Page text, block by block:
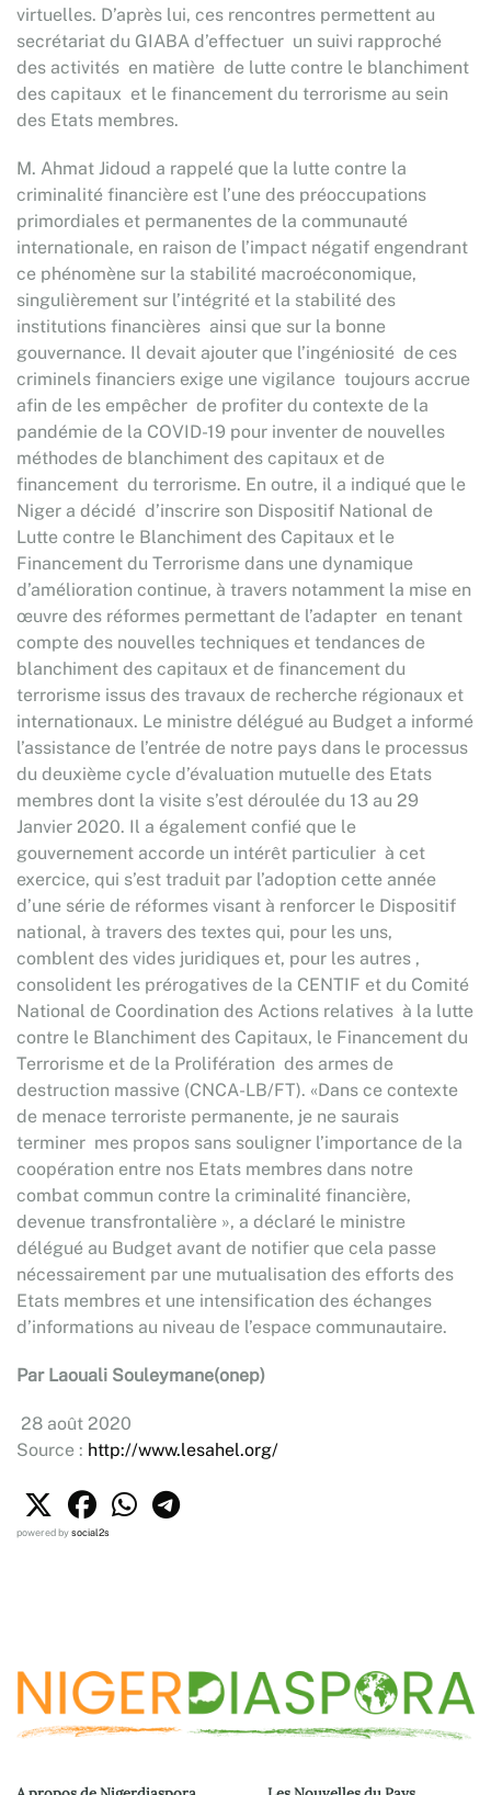
virtuelles. D’après lui, ces rencontres permettent au
secrétariat du GIABA d’effectuer un suivi rapproché
des activités en matière de lutte contre le blanchiment
des capitaux et le financement du terrorisme au sein
des Etats membres.
M. Ahmat Jidoud a rappelé que la lutte contre la
criminalité financière est l’une des préoccupations
primordiales et permanentes de la communauté
internationale, en raison de l’impact négatif engendrant
ce phénomène sur la stabilité macroéconomique,
singulièrement sur l’intégrité et la stabilité des
institutions financières ainsi que sur la bonne
gouvernance. Il devait ajouter que l’ingéniosité de ces
criminels financiers exige une vigilance toujours accrue
afin de les empêcher de profiter du contexte de la
pandémie de la COVID-19 pour inventer de nouvelles
méthodes de blanchiment des capitaux et de
financement du terrorisme. En outre, il a indiqué que le
Niger a décidé d’inscrire son Dispositif National de
Lutte contre le Blanchiment des Capitaux et le
Financement du Terrorisme dans une dynamique
d’amélioration continue, à travers notamment la mise en
œuvre des réformes permettant de l’adapter en tenant
compte des nouvelles techniques et tendances de
blanchiment des capitaux et de financement du
terrorisme issus des travaux de recherche régionaux et
internationaux. Le ministre délégué au Budget a informé
l’assistance de l’entrée de notre pays dans le processus
du deuxième cycle d’évaluation mutuelle des Etats
membres dont la visite s’est déroulée du 13 au 29
Janvier 2020. Il a également confié que le
gouvernement accorde un intérêt particulier à cet
exercice, qui s’est traduit par l’adoption cette année
d’une série de réformes visant à renforcer le Dispositif
national, à travers des textes qui, pour les uns,
comblent des vides juridiques et, pour les autres ,
consolident les prérogatives de la CENTIF et du Comité
National de Coordination des Actions relatives à la lutte
contre le Blanchiment des Capitaux, le Financement du
Terrorisme et de la Prolifération des armes de
destruction massive (CNCA-LB/FT). «Dans ce contexte
de menace terroriste permanente, je ne saurais
terminer mes propos sans souligner l’importance de la
coopération entre nos Etats membres dans notre
combat commun contre la criminalité financière,
devenue transfrontalière », a déclaré le ministre
délégué au Budget avant de notifier que cela passe
nécessairement par une mutualisation des efforts des
Etats membres et une intensification des échanges
d’informations au niveau de l’espace communautaire.
Par Laouali Souleymane(onep)
28 août 2020
Source : http://www.lesahel.org/
powered bysocial2s